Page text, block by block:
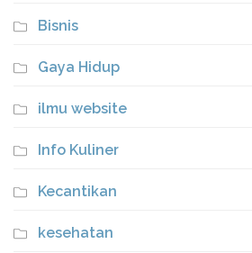
Bisnis
Gaya Hidup
ilmu website
Info Kuliner
Kecantikan
kesehatan